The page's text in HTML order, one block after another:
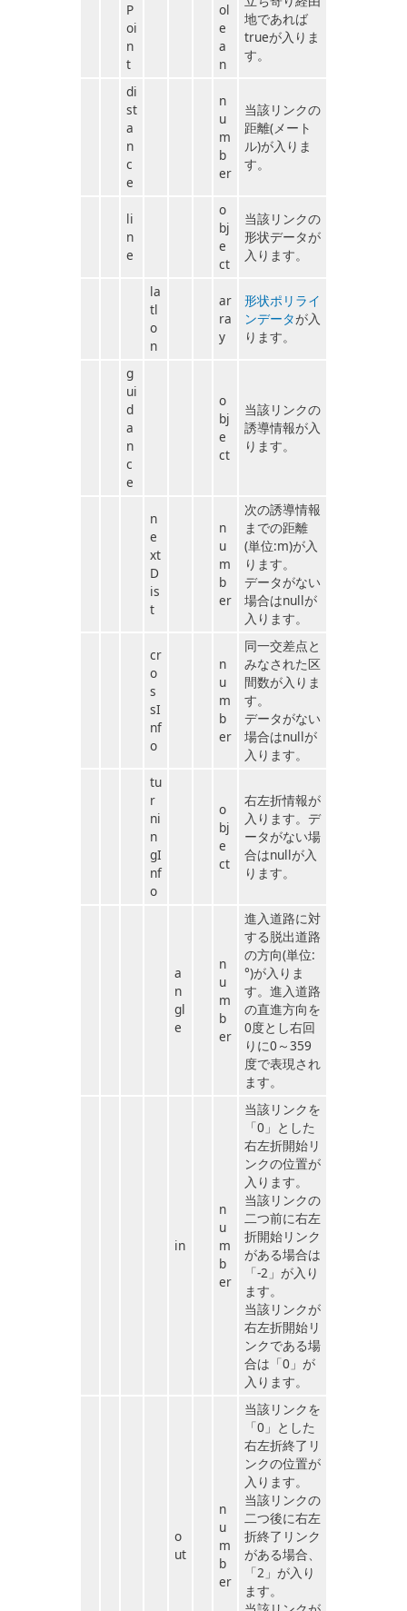
P
oi
n
t
ol
e
a
n
地であれば
trueが入りま
す。
di
st
a
n
c
e
n
u
m
b
er
当該リンクの
距離(メート
ル)が入りま
す。
li
n
e
o
bj
e
ct
当該リンクの
形状データが
入ります。
la
tl
o
n
ar
ra
y
形状ポリライ
ンデータが入
ります。
g
ui
d
a
n
c
e
o
bj
e
ct
当該リンクの
誘導情報が入
ります。
n
e
xt
D
is
t
n
u
m
b
er
次の誘導情報
までの距離
(単位:m)が入
ります。
データがない
場合はnullが
入ります。
cr
o
s
sI
nf
o
n
u
m
b
er
同一交差点と
みなされた区
間数が入りま
す。
データがない
場合はnullが
入ります。
tu
r
ni
n
gI
nf
o
o
bj
e
ct
右左折情報が
入ります。デ
ータがない場
合はnullが入
ります。
a
n
gl
e
n
u
m
b
er
進入道路に対
する脱出道路
の方向(単位:
°)が入りま
す。進入道路
の直進方向を
0度とし右回
りに0～359
度で表現され
ます。
in
n
u
m
b
er
当該リンクを
「0」とした
右左折開始リ
ンクの位置が
入ります。
当該リンクの
二つ前に右左
折開始リンク
がある場合は
「-2」が入り
ます。
当該リンクが
右左折開始リ
ンクである場
合は「0」が
入ります。
o
ut
n
u
m
b
er
当該リンクを
「0」とした
右左折終了リ
ンクの位置が
入ります。
当該リンクの
二つ後に右左
折終了リンク
がある場合、
「2」が入り
ます。